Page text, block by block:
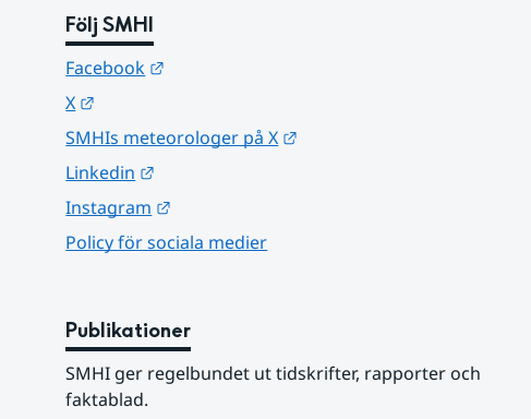
Följ SMHI
Facebook
X
SMHIs meteorologer på X
Linkedin
Instagram
Policy för sociala medier
Publikationer
SMHI ger regelbundet ut tidskrifter, rapporter och
faktablad.